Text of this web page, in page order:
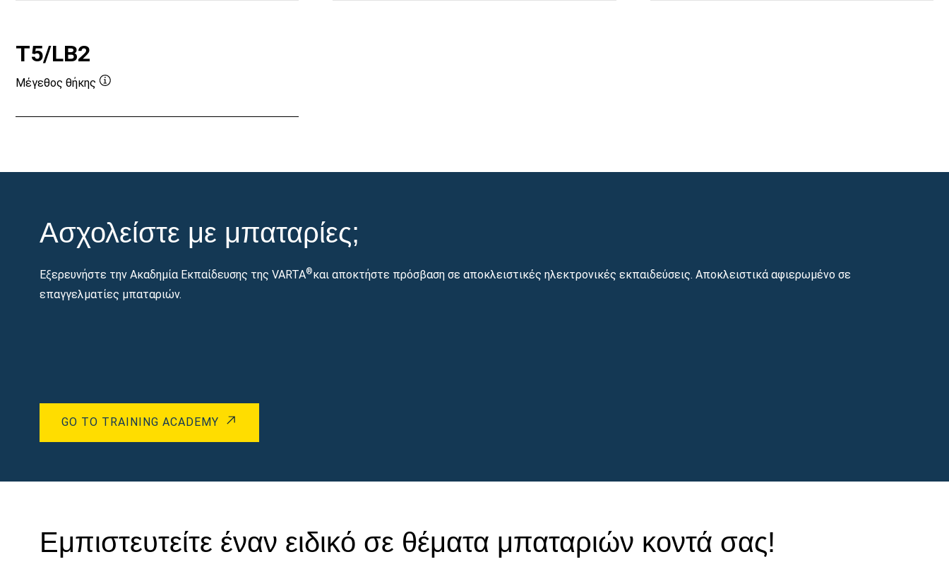
T5/LB2
Μέγεθος θήκης
Ασχολείστε με μπαταρίες;
Εξερευνήστε την Ακαδημία Εκπαίδευσης της VARTA®και αποκτήστε πρόσβαση σε αποκλειστικές ηλεκτρονικές εκπαιδεύσεις. Αποκλειστικά αφιερωμένο σε
επαγγελματίες μπαταριών.
GO TO TRAINING ACADEMY
Εμπιστευτείτε έναν ειδικό σε θέματα μπαταριών κοντά σας!